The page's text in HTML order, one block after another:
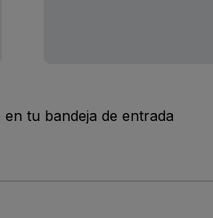
tu bandeja de entrada